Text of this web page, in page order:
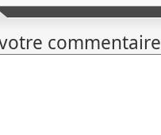
commentaire